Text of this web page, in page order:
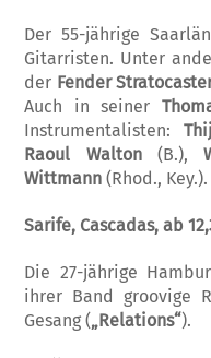
Der 55-jährige
Gitarristen. Unter
der Fender
Auch in seiner
Instrumentalisten:
Raoul Walton(B.),
Wittmann (Rhod., Key.).
Sarife, Cascadas, ab
Die 27-jährige
ihrer Band groovige
Gesang („Relations“).